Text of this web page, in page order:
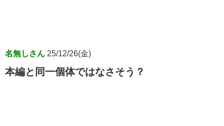
名無しさん 25/12/26(金)
本編と同一個体ではなさそう？